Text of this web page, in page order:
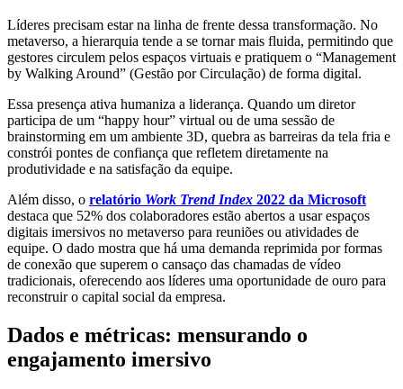
Líderes precisam estar na linha de frente dessa transformação. No
metaverso, a hierarquia tende a se tornar mais fluida, permitindo que
gestores circulem pelos espaços virtuais e pratiquem o “Management
by Walking Around” (Gestão por Circulação) de forma digital.
Essa presença ativa humaniza a liderança. Quando um diretor
participa de um “happy hour” virtual ou de uma sessão de
brainstorming em um ambiente 3D, quebra as barreiras da tela fria e
constrói pontes de confiança que refletem diretamente na
produtividade e na satisfação da equipe.
Além disso, o relatório Work Trend Index 2022 da Microsoft
destaca que 52% dos colaboradores estão abertos a usar espaços
digitais imersivos no metaverso para reuniões ou atividades de
equipe. O dado mostra que há uma demanda reprimida por formas
de conexão que superem o cansaço das chamadas de vídeo
tradicionais, oferecendo aos líderes uma oportunidade de ouro para
reconstruir o capital social da empresa.
Dados e métricas: mensurando o
engajamento imersivo